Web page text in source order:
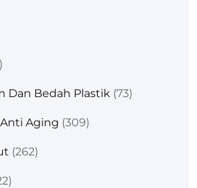
Dan Bedah Plastik (73)
Aging (309)
(262)